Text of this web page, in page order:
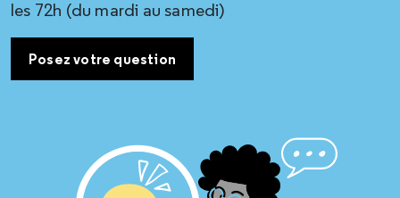
les 72h (du mardi au samedi)
Posez votre question